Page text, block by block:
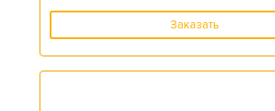
Заказать